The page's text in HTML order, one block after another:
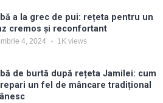
a la grec de pui: rețeta pentru un
cremos și reconfortant
4, 2024 1Kviews
de burtă după rețeta Jamilei: cum
un fel de mâncare tradițional